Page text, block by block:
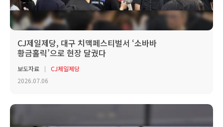
CJ제일제당, 대구 치맥페스티벌서 ‘소바바
황금홀릭’으로 현장 달궜다
보도자료
CJ제일제당
2026.07.06